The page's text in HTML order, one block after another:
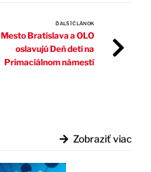
ĎALŠÍ ČLÁNOK
Mesto Bratislava a OLO
oslavujú Deň detí na
Primaciálnom námestí
Zobraziť viac